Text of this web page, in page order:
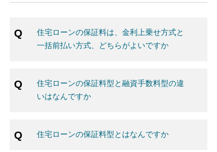
住宅ローンの保証料は、金利上乗せ方式と
一括前払い方式、どちらがよいですか
住宅ローンの保証料型と融資手数料型の違
いはなんですか
住宅ローンの保証料型とはなんですか